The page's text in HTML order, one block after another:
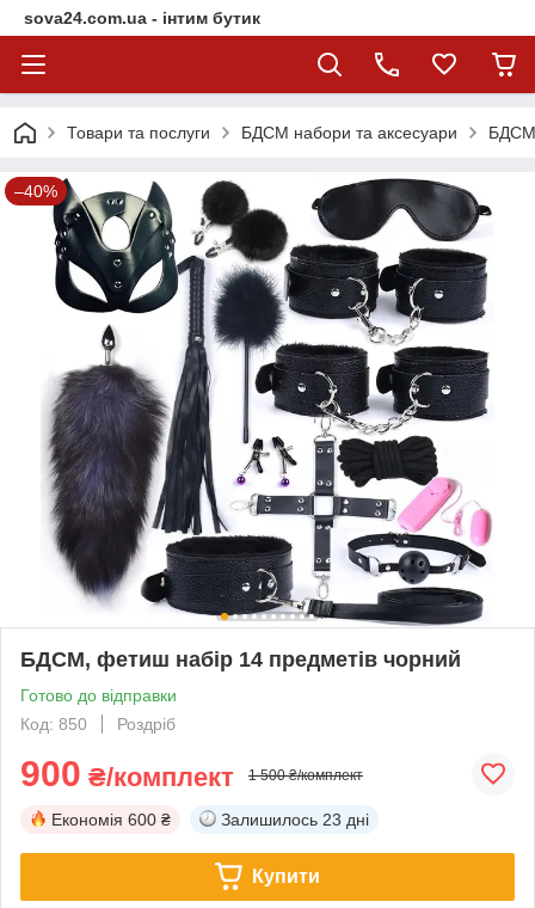
sova24.com.ua - інтим бутик
Товари та послуги БДСМ набори та аксесуари
–40%
БДСМ, фетиш набір 14 предметів чорний
Готово до відправки
Код: 850
Роздріб
900 ₴/комплект 1 500 ₴/комплект
Економія 600 ₴ Залишилось 23 дні
Купити